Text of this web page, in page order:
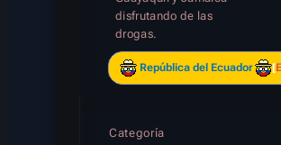
disfrutando de las
drogas.
República del Ecuador
Categoría